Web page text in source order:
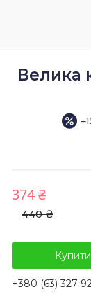
Велика
440 ₴
374 ₴
Купити
+380 (63) 327-